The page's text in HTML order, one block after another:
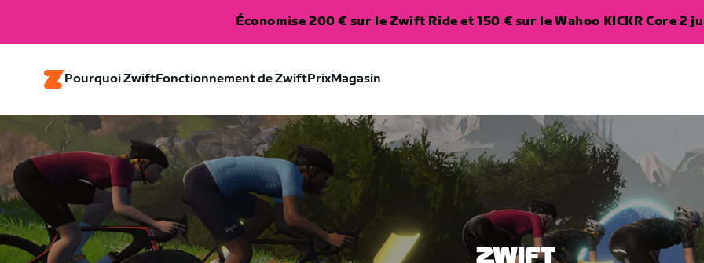
Économise 200 € sur le Zwift Ride et 150 € sur le Wahoo KICKR Core 2
Pourquoi ZwiftFonctionnement de ZwiftPrixMagasin